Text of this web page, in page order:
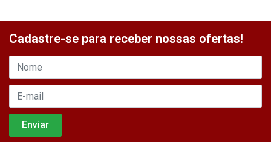
Cadastre-se para receber nossas ofertas!